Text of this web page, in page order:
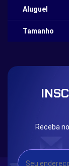
Aluguel
Tamanho
Receba